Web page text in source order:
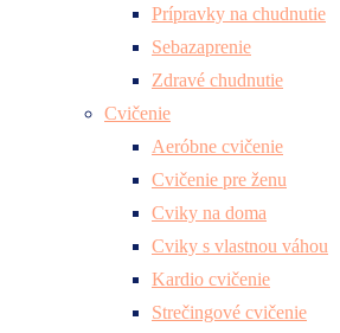
Prípravky na chudnutie
Sebazaprenie
Zdravé chudnutie
Cvičenie
Aeróbne cvičenie
Cvičenie pre ženu
Cviky na doma
Cviky s vlastnou váhou
Kardio cvičenie
Strečingové cvičenie